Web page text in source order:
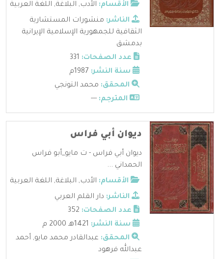
الأقسام: الأدب, البلاغة, اللغة العربية
الناشر: منشورات المستشارية
الثقافية للجمهورية الإسلامية الإيرانية
بدمشق
عدد الصفحات:
سنة النشر:
المحقق: محمد التونجي
المترجم: ---
ديوان أبي فراس
ديوان أبي فراس - ت مايو_أبو فراس
الحمداني ...
الأقسام: الأدب, البلاغة, اللغة العربية
الناشر: دار القلم العربي
عدد الصفحات:
سنة النشر:
المحقق: عبدالقادر محمد مايو, أحمد
عبدالله فرهود